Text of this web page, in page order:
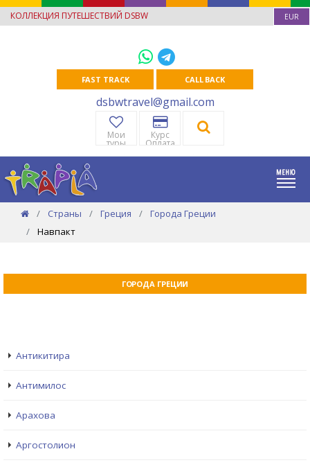
КОЛЛЕКЦИЯ ПУТЕШЕСТВИЙ DSBW EUR
FAST TRACK CALL BACK
dsbwtravel@gmail.com
Мои
туры
Курс
Оплата
Страны Греция
Города Греции
Навпакт
ГОРОДА ГРЕЦИИ
Антикитира
Антимилос
Арахова
Аргостолион